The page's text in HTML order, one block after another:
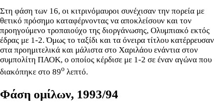
Στη φάση των 16, οι κιτρινόμαυροι συνέχισαν την πορεία με
θετικό πρόσημο καταφέρνοντας να αποκλείσουν και τον
προηγούμενο τροπαιούχο της διοργάνωσης, Ολυμπιακό εκτός
έδρας με 1-2. Όμως το ταξίδι και τα όνειρα τίτλου κατέρρευσαν
στα προημιτελικά και μάλιστα στο Χαριλάου ενάντια στον
συμπολίτη ΠΑΟΚ, ο οποίος κέρδισε με 1-2 σε έναν αγώνα που
διακόπηκε στο 89ο λεπτό.
Φάση ομίλων, 1993/94